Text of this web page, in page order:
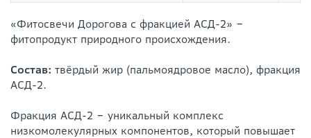
«Фитосвечи Дорогова с фракцией АСД-2» ‒
фитопродукт природного происхождения.
Состав: твёрдый жир (пальмоядровое масло), фракция
АСД-2.
Фракция АСД-2 ‒ уникальный комплекс
низкомолекулярных компонентов, который повышает